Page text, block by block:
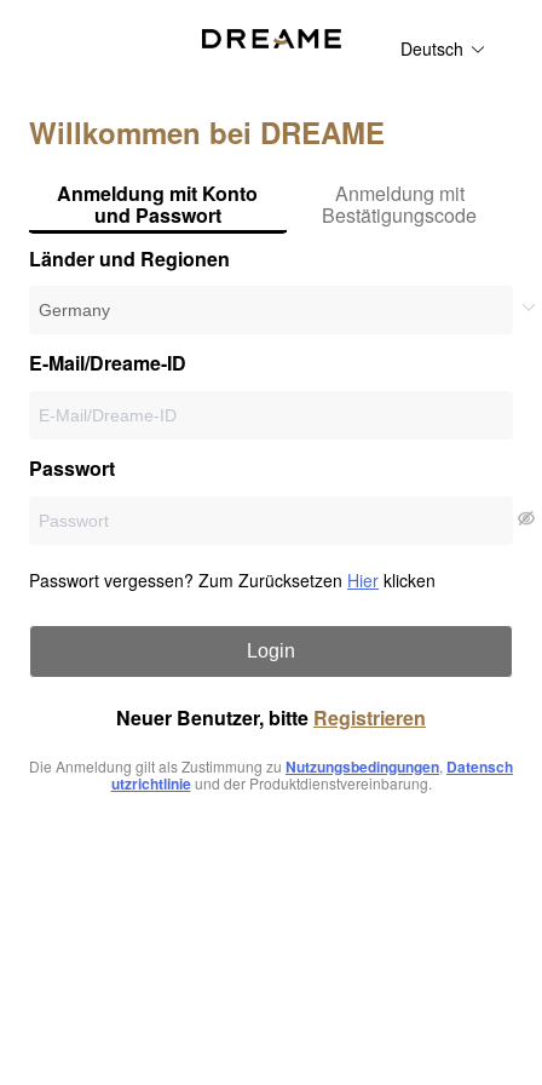
Deutsch
Willkommen bei DREAME
Anmeldung mit Konto
und Passwort
Anmeldung mit
Bestätigungscode
Länder und Regionen
E-Mail/Dreame-ID
Passwort
Passwort vergessen? Zum Zurücksetzen Hier klicken
Login
Neuer Benutzer, bitte Registrieren
Die Anmeldung gilt als Zustimmung zu Nutzungsbedingungen, Datensch
utzrichtlinieund der Produktdienstvereinbarung.